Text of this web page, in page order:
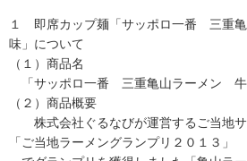
１ 即席カップ麺「サッポロ一番 三重
味」について
（１）商品名
「サッポロ一番 三重亀山ラーメン 牛
（２）商品概要
株式会社ぐるなびが運営するご当地サ
「ご当地ラーメングランプリ２０１３」